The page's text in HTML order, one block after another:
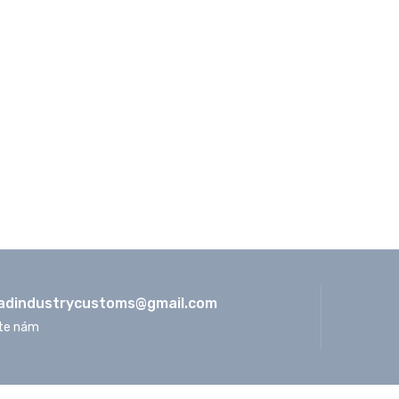
gmail.com
nám